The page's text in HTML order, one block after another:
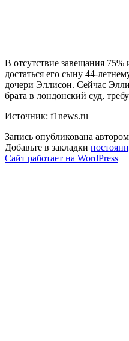
В отсутствие завещания
достаться его сыну 44-
дочери Эллисон. Сейчас
брата в лондонский суд,
Источник: f1news.ru
Запись опубликована автором
Добавьте в закладки
Сайт работает на WordPress